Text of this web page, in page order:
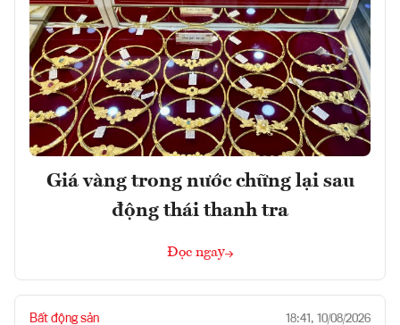
Giá vàng trong nước chững lại sau
động thái thanh tra
Đọc ngay
Bất động sản 18:41, 10/08/2026